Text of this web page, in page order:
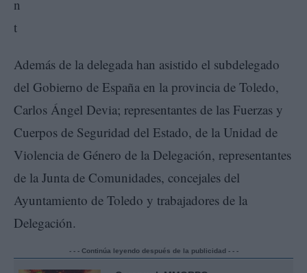
Además de la delegada han asistido el subdelegado
del Gobierno de España en la provincia de Toledo,
Carlos Ángel Devia; representantes de las Fuerzas y
Cuerpos de Seguridad del Estado, de la Unidad de
Violencia de Género de la Delegación, representantes
de la Junta de Comunidades, concejales del
Ayuntamiento de Toledo y trabajadores de la
Delegación.
- - - Continúa leyendo después de la publicidad - - -